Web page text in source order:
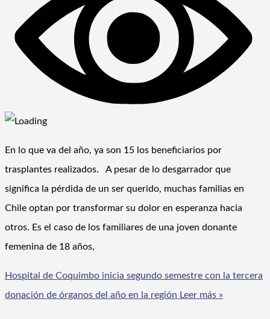
En lo que va del año, ya son 15 los beneficiarios por
trasplantes realizados. A pesar de lo desgarrador que
significa la pérdida de un ser querido, muchas familias en
Chile optan por transformar su dolor en esperanza hacia
otros. Es el caso de los familiares de una joven donante
femenina de 18 años,
Hospital de Coquimbo inicia segundo semestre con la tercera
donación de órganos del año en la región Leer más »